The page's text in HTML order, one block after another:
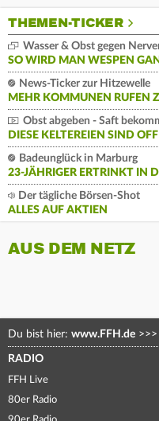
THEMEN-TICKER
Wasser & Obst gegen
SO WIRD MAN WESPEN
News-Ticker zur Hitzewelle
MEHR KOMMUNEN RUFEN
Obst abgeben - Saft
DIESE KELTEREIEN SIND
Badeunglück in Marburg
23-JÄHRIGER ERTRINKT IN
Der tägliche Börsen-Shot
ALLES AUF AKTIEN
AUS DEM NETZ
Du bist hier: www.FFH.de >>>
RADIO
FFH Live
80er Radio